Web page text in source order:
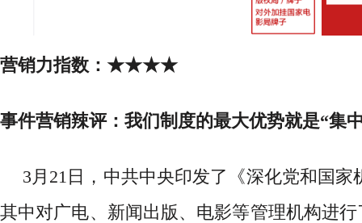
营销力指数： ★★★★
事件营销辣评：我们制度的最大优势就是“集
3月21日，中共中央印发了《深化党和国家
其中对广电、新闻出版、电影等管理机构进